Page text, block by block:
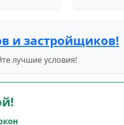
и застройщиков!
лучшие условия!